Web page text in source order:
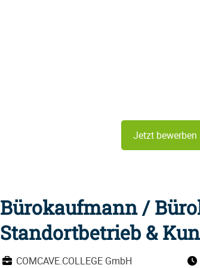
Jetzt bewerben
Bürokaufmann /
Standortbetrieb &
COMCAVE.COLLEGE GmbH